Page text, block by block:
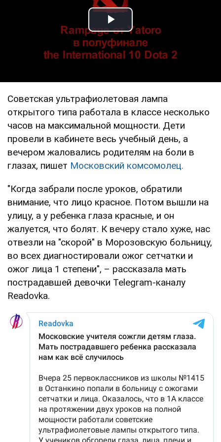
Play Video
Советская ультрафиолетовая лампа
открытого типа работала в классе несколько
часов на максимальной мощности. Дети
провели в кабинете весь учебный день, а
вечером жаловались родителям на боли в
глазах, пишет Московский комсомолец.
"Когда забрали после уроков, обратили
внимание, что лицо красное. Потом вышли на
улицу, а у ребенка глаза красные, и он
жалуется, что болят. К вечеру стало хуже, нас
отвезли на "скорой" в Морозовскую больницу,
во всех диагностировали ожог сетчатки и
ожог лица 1 степени", – рассказала мать
пострадавшей девочки Telegram-каналу
Readovka.